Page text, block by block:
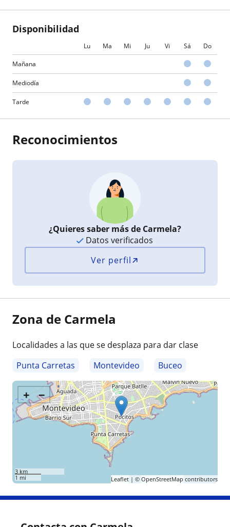
Disponibilidad
Lu Ma Mi Ju Vi Sá Do
Mañana
Mediodía
Tarde
Reconocimientos
¿Quieres saber más de Carmela?
Datos verificados
Ver perfil
Zona de Carmela
Localidades a las que se desplaza para dar clase
Punta Carretas
Montevideo Buceo
+ −
3 km
1 mi
Leaflet| © OpenStreetMap contributors